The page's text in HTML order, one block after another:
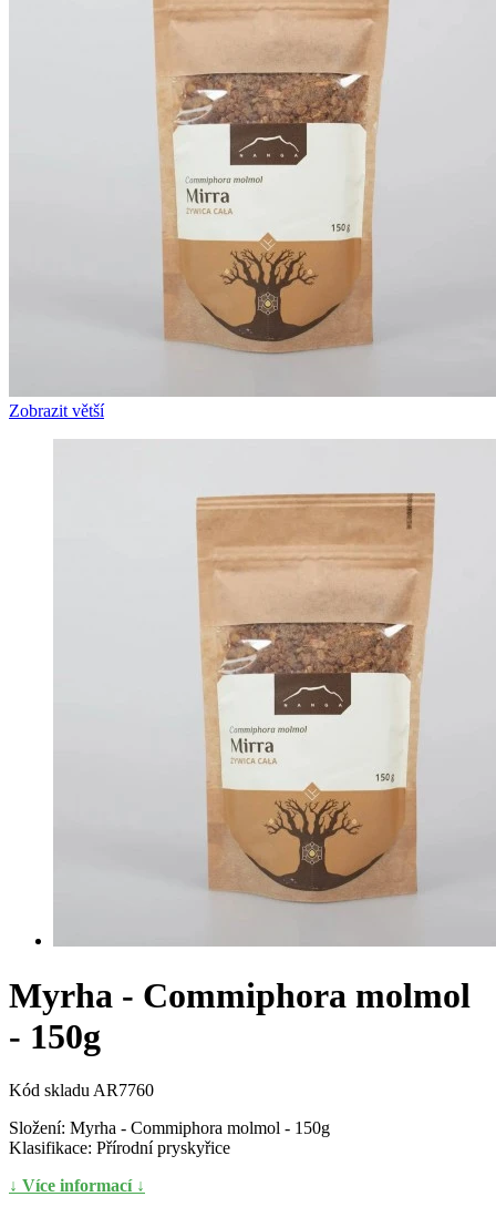
Zobrazit větší
Myrha - Commiphora molmol
- 150g
Kód skladu AR7760
Složení: Myrha - Commiphora molmol - 150g
Klasifikace: Přírodní pryskyřice
↓ Více informací ↓